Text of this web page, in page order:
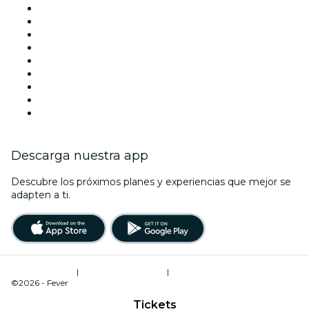
Tickets
Descarga nuestra app
Descubre los próximos planes y experiencias que mejor se
adapten a ti.
| |
©2026 - Fever